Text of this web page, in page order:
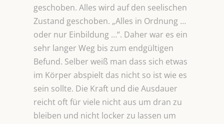
geschoben. Alles wird auf den seelischen
Zustand geschoben. „Alles in Ordnung …
oder nur Einbildung …“. Daher war es ein
sehr langer Weg bis zum endgültigen
Befund. Selber weiß man dass sich etwas
im Körper abspielt das nicht so ist wie es
sein sollte. Die Kraft und die Ausdauer
reicht oft für viele nicht aus um dran zu
bleiben und nicht locker zu lassen um